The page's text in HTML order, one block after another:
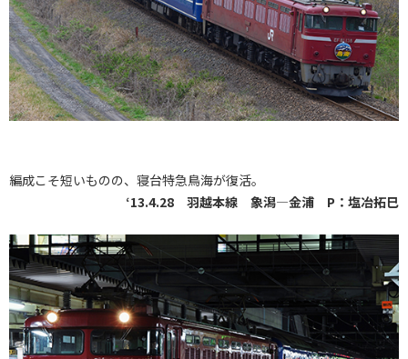
編成こそ短いものの、寝台特急鳥海が復活。
‘13.4.28 羽越本線 象潟―金浦 P：塩冶拓巳